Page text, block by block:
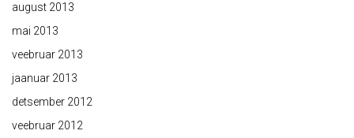
august 2013
mai 2013
veebruar 2013
jaanuar 2013
detsember 2012
veebruar 2012